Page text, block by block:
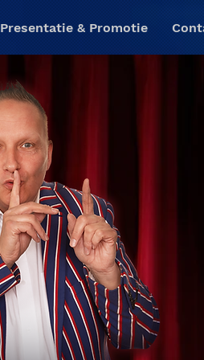
Presentatie & Promotie